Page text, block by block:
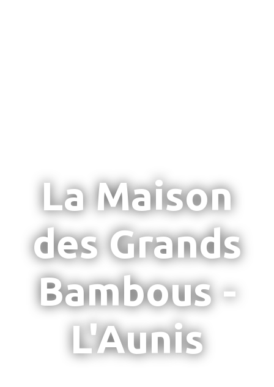
La Maison
des Grands
Bambous -
L'Aunis